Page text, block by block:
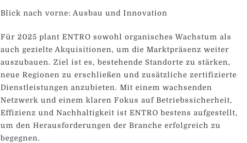
Blick nach vorne: Ausbau und Innovation
Für 2025 plant ENTRO sowohl organisches Wachstum als
auch gezielte Akquisitionen, um die Marktpräsenz weiter
auszubauen. Ziel ist es, bestehende Standorte zu stärken,
neue Regionen zu erschließen und zusätzliche zertifizierte
Dienstleistungen anzubieten. Mit einem wachsenden
Netzwerk und einem klaren Fokus auf Betriebssicherheit,
Effizienz und Nachhaltigkeit ist ENTRO bestens aufgestellt,
um den Herausforderungen der Branche erfolgreich zu
begegnen.